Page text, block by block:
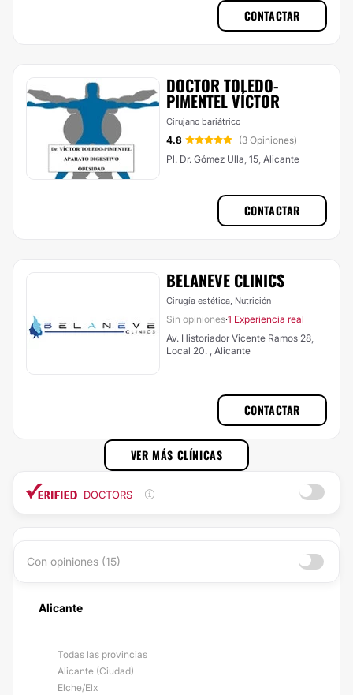
CONTACTAR
DOCTOR TOLEDO-
PIMENTEL VÍCTOR
Cirujano bariátrico
4.8
(3 Opiniones)
Pl. Dr. Gómez Ulla, 15, Alicante
CONTACTAR
BELANEVE CLINICS
Cirugía estética, Nutrición
Sin opiniones·1 Experiencia real
Av. Historiador Vicente Ramos 28,
Local 20. , Alicante
CONTACTAR
VER MÁS CLÍNICAS
DOCTORS
Con opiniones (15)
Alicante
Todas las provincias
Alicante (Ciudad)
Elche/Elx